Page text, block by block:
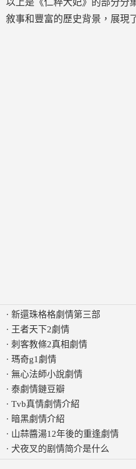
以上是《仁粹大妃》的部分分
敘事和豐富的歷史背景，展現
· 新還珠格格劇情第三部
· 王者天下2劇情
· 刺客教條2真相劇情
· 瑪奇g1劇情
· 無心法師小說劇情
· 泰劇情鏈豆瓣
· Tvb真情劇情介紹
· 暗黑劇情介紹
· 山蒜醬湯12年後的重逢劇情
· 犬夜叉的剧情简介是什么